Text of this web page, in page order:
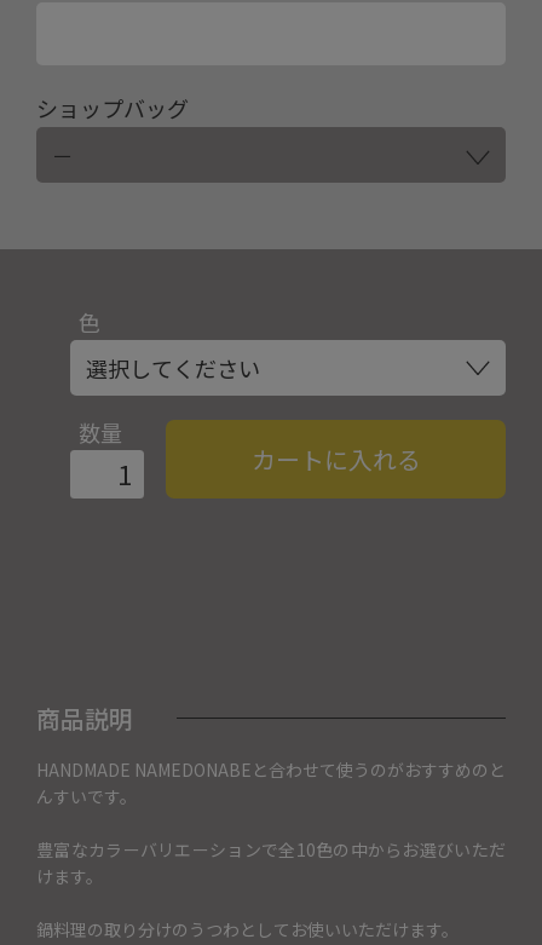
ショップバッグ
色
数量
カートに入れる
商品説明
HANDMADE NAMEDONABEと合わせて使うのがおすすめのと
んすいです。
豊富なカラーバリエーションで全10色の中からお選びいただ
けます。
鍋料理の取り分けのうつわとしてお使いいただけます。